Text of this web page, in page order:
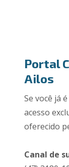
Portal
Ailos
Se você já
acesso
oferecido
Canal de